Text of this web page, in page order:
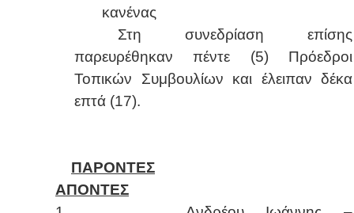
κανένας
Στη συνεδρίαση επίσης
παρευρέθηκαν πέντε (5) Πρόεδροι
Τοπικών Συμβουλίων και έλειπαν δέκα
επτά (17).
ΠΑΡΟΝΤΕΣ
ΑΠΟΝΤΕΣ